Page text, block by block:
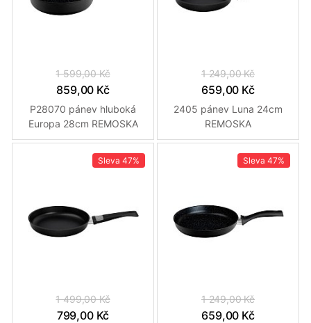
1 599,00 Kč
859,00 Kč
P28070 pánev hluboká
Europa 28cm REMOSKA
1 249,00 Kč
659,00 Kč
2405 pánev Luna 24cm
REMOSKA
Sleva 47%
1 499,00 Kč
799,00 Kč
Sleva 47%
1 249,00 Kč
659,00 Kč